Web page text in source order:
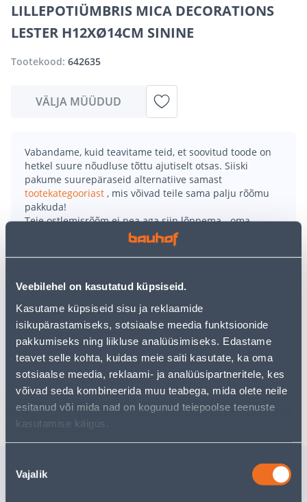
Veebilehel on kasutatud küpsiseid.
Kasutame küpsiseid sisu ja reklaamide
isikupärastamiseks, sotsiaalse meedia funktsioonide
pakkumiseks ning liikluse analüüsimiseks. Edastame
teavet selle kohta, kuidas meie saiti kasutate, ka oma
sotsiaalse meedia, reklaami- ja analüüsipartneritele, kes
võivad seda kombineerida muu teabega, mida olete neile
esitanud või mida nad on kogunud teiepoolse teenuste
kasutamise käigus.
valik
Vajalik
LILLEPOTIÜMBRIS MICA DECORATIONS
LESTER H12XØ14CM SININE
Tootekood: 642635
VÄLJA MÜÜDUD
Vabandame, kuid teavitame teid, et soovitud toode on
hetkel suure nõudluse tõttu ajutiselt otsas. Siiski
pakume suurepäraseid alternatiive samast
tootekategooriast , mis võivad teile sama palju rõõmu
pakkuda!
Teie ostlemisrõõm ei pea aga siin lõppema - oma
uurimistööd saate jätkata, naastes
kasutades meie võimsat otsingufunktsiooni, et leida
veelgi meelepärasemad valikuid. Head ostlemist!
• Lillepotiümbris läbimõõduga 14 cm; kõrgus 12 cm.
• Sinist värvi.
• Kasutamiseks sisetingimustes.
• 14-päevane tagastusõigus.
Tarne pole võimalik